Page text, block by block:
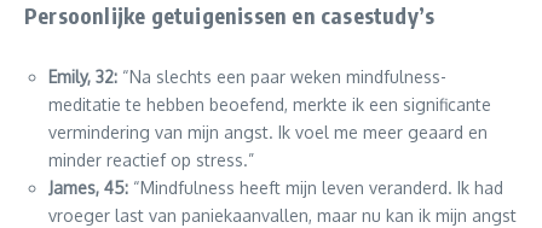
Persoonlijke getuigenissen en casestudy’s
Emily, 32: “Na slechts een paar weken mindfulness-
meditatie te hebben beoefend, merkte ik een significante
vermindering van mijn angst. Ik voel me meer geaard en
minder reactief op stress.”
James, 45: “Mindfulness heeft mijn leven veranderd. Ik had
vroeger last van paniekaanvallen, maar nu kan ik mijn angst